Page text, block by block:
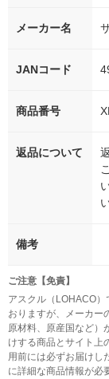
メーカー名
JANコード
商品番号
返品について
備考
ご注意【免責】
アスクル（LOHACO
おりますが、メーカー
原材料、原産国など）
けする商品とサイト上
用前には必ずお届けし
に詳細な商品情報が必